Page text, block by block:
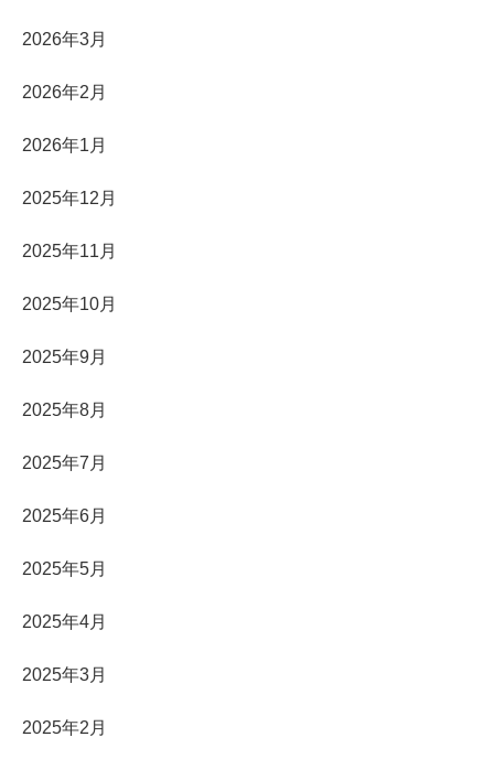
2026年3月
2026年2月
2026年1月
2025年12月
2025年11月
2025年10月
2025年9月
2025年8月
2025年7月
2025年6月
2025年5月
2025年4月
2025年3月
2025年2月